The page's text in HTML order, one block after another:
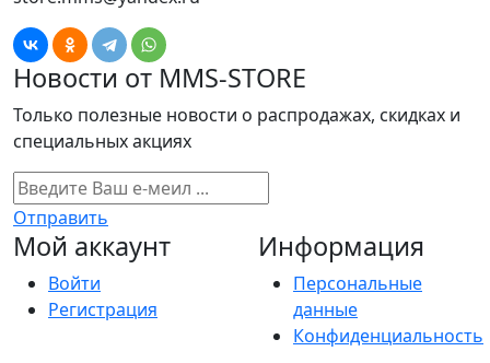
Новости от MMS-STORE
Только полезные новости о распродажах, скидках и
специальных акциях
Отправить
Мой аккаунт
Войти
Регистрация
Информация
Персональные
данные
Конфиденциальность